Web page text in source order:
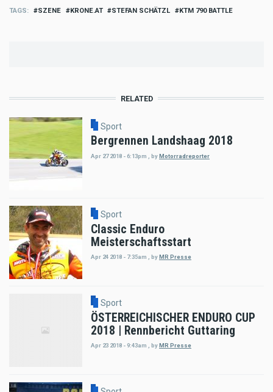
TAGS SZENE KRONE.AT STEFAN SCHÄTZL KTM 790 BATTLE
RELATED
Sport
Bergrennen Landshaag 2018
Apr 27 2018 - 6:13pm byMotorradreporter
Sport
Classic Enduro
Meisterschaftsstart
Apr 24 2018 - 7:35am , by MR Presse
Sport
ÖSTERREICHISCHER ENDURO CUP
2018 | Rennbericht Guttaring
Apr 23 2018 - 9:43am byMR Presse